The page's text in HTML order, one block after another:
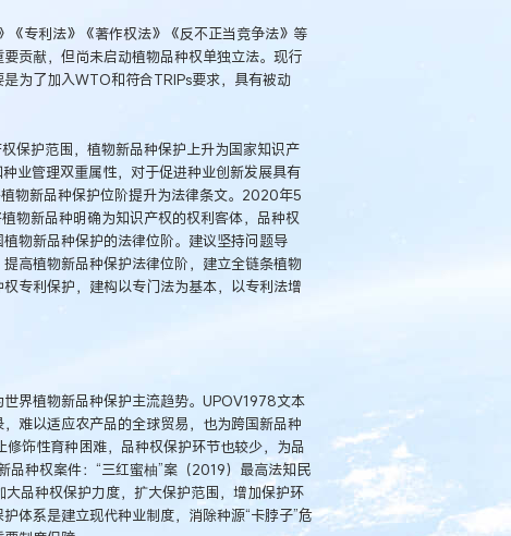
专利法》《著作权法》《反不正当竞争法》等
贡献，但尚未启动植物品种权单独立法。现行
为了加入WTO和符合TRIPs要求，具有被动
保护范围，植物新品种保护上升为国家知识产
业管理双重属性，对于促进种业创新发展具有
物新品种保护位阶提升为法律条文。2020年5
物新品种明确为知识产权的权利客体，品种权
物新品种保护的法律位阶。建议坚持问题导
高植物新品种保护法律位阶，建立全链条植物
专利保护，建构以专门法为基本，以专利法增
界植物新品种保护主流趋势。UPOV1978文本
难以适应农产品的全球贸易，也为跨国新品种
饰性育种困难，品种权保护环节也较少，为品
种权案件：“三红蜜柚”案（2019）最高法知民
品种权保护力度，扩大保护范围，增加保护环
体系是建立现代种业制度，消除种源“卡脖子”危